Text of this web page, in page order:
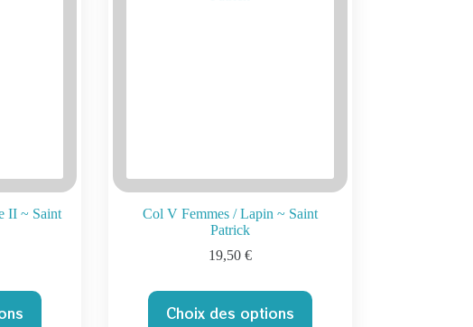
II ~ Saint
Col V Femmes / Lapin ~ Saint
Patrick
19,50 €
Choix des options
produit